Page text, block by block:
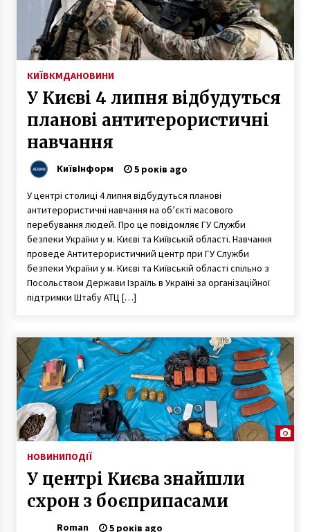
КИЇВКМДАНОВИНИ
У Києві 4 липня відбудуться
планові антитерористичні
навчання
КиївІнформ 5 років ago
У центрі столиці 4 липня відбудуться планові
антитерористичні навчання на об’єкті масового
перебування людей. Про це повідомляє ГУ Служби
безпеки України у м. Києві та Київській області. Навчання
проведе Антитерористичний центр при ГУ Служби
безпеки України у м. Києві та Київській області спільно з
Посольством Держави Ізраїль в Україні за організаційної
підтримки Штабу АТЦ […]
НОВИНИПОДІЇ
У центрі Києва знайшли
схрон з боєприпасами
Roman 5 років ago